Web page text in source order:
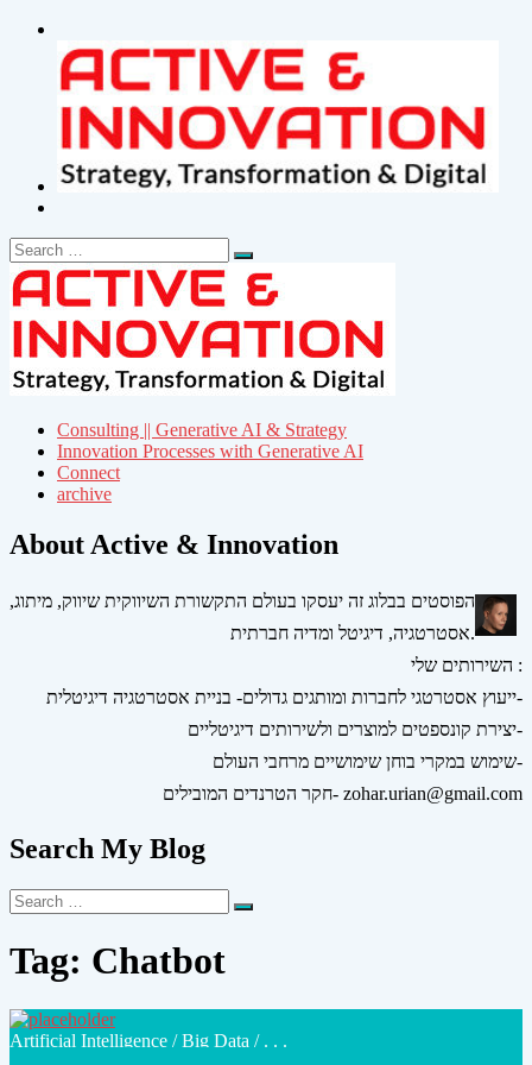
Search
for:
Search
Consulting || Generative AI & Strategy
Innovation Processes with Generative AI
Connect
archive
About Active & Innovation
הפוסטים בבלוג זה יעסקו בעולם התקשורת השיווקית שיווק, מיתוג,
אסטרטגיה, דיגיטל ומדיה חברתית.
השירותים שלי :
ייעוץ אסטרטגי לחברות ומותגים גדולים- בניית אסטרטגיה דיגיטלית-
יצירת קונספטים למוצרים ולשירותים דיגיטליים-
שימוש במקרי בוחן שימושיים מרחבי העולם-
חקר הטרנדים המובילים- zohar.urian@gmail.com
Search My Blog
Search
for:
Search
Tag: Chatbot
Posted
Artificial Intelligence /Big Data / . . .